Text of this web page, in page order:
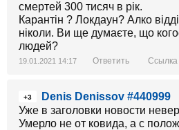
смертей 300 тисяч в рік.
Карантін ? Локдаун? Алко
ніколи. Ви ще думаєте, що
людей?
19.01.2021 14:17 Ответить Ссылка
+3
Denis Denissov #440999
Уже в заголовки новости
Умерло не от ковида, а с